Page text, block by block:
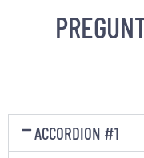
ACCORDION #1